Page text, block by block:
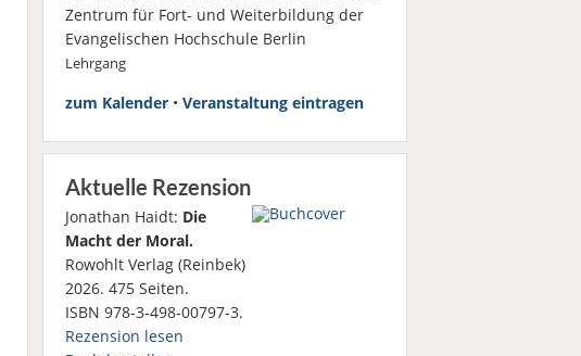
Zentrum für Fort- und Weiterbildung der
Evangelischen Hochschule Berlin
Lehrgang
zum Kalender• Veranstaltung eintragen
Aktuelle Rezension
Jonathan Haidt: Die
Macht der Moral.
Rowohlt Verlag (Reinbek)
2026. 475 Seiten.
ISBN 978-3-498-00797-3.
Rezension lesen